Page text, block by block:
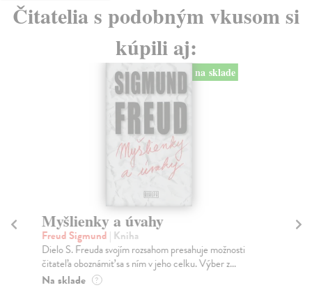
Čitatelia s podobným vkusom si
kúpili aj:
na sklade
Myšlienky a úvahy
Freud Sigmund | Kniha
Dielo S. Freuda svojím rozsahom presahuje možnosti
čitateľa oboznámiť sa s ním v jeho celku. Výber z...
Na sklade ?